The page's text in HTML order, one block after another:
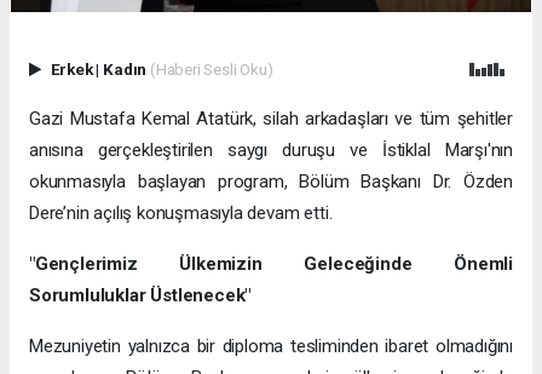
Erkek| Kadın (Haberi Sesli Oku)
Gazi Mustafa Kemal Atatürk, silah arkadaşları ve tüm şehitler
anısına gerçekleştirilen saygı duruşu ve İstiklal Marşı'nın
okunmasıyla başlayan program, Bölüm Başkanı Dr. Özden
Dere’nin açılış konuşmasıyla devam etti.
"Gençlerimiz Ülkemizin Geleceğinde Önemli
Sorumluluklar Üstlenecek"
Mezuniyetin yalnızca bir diploma tesliminden ibaret olmadığını